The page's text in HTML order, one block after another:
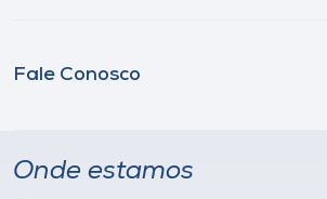
Fale Conosco
Onde estamos